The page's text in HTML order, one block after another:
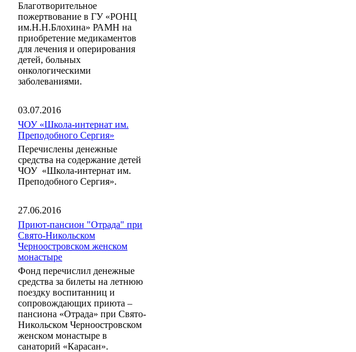
Благотворительное
пожертвование в ГУ «РОНЦ
им.Н.Н.Блохина» РАМН на
приобретение медикаментов
для лечения и оперирования
детей, больных
онкологическими
заболеваниями.
03.07.2016
ЧОУ «Школа-интернат им.
Преподобного Сергия»
Перечислены денежные
средства на содержание детей
ЧОУ «Школа-интернат им.
Преподобного Сергия».
27.06.2016
Приют-пансион "Отрада" при
Свято-Никольском
Черноостровском женском
монастыре
Фонд перечислил денежные
средства за билеты на летнюю
поездку воспитанниц и
сопровождающих приюта –
пансиона «Отрада» при Свято-
Никольском Черноостровском
женском монастыре в
санаторий «Карасан».